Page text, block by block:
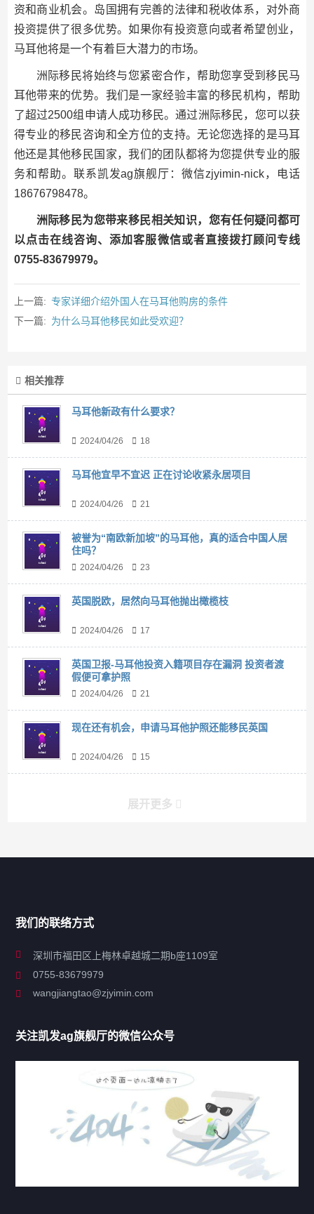
资和商业机会。岛国拥有完善的法律和税收体系，对外商
投资提供了很多优势。如果你有投资意向或者希望创业，
马耳他将是一个有着巨大潜力的市场。
洲际移民将始终与您紧密合作，帮助您享受到移民马
耳他带来的优势。我们是一家经验丰富的移民机构，帮助
了超过2500组申请人成功移民。通过洲际移民，您可以获
得专业的移民咨询和全方位的支持。无论您选择的是马耳
他还是其他移民国家，我们的团队都将为您提供专业的服
务和帮助。联系凯发ag旗舰厅：微信zjyimin-nick，电话
18676798478。
洲际移民为您带来移民相关知识，您有任何疑问都可
以点击在线咨询、添加客服微信或者直接拨打顾问专线
0755-83679979。
上一篇: 专家详细介绍外国人在马耳他购房的条件
下一篇: 为什么马耳他移民如此受欢迎？
相关推荐
马耳他新政有什么要求？
2024/04/26 18
马耳他宜早不宜迟 正在讨论收紧永居项目
2024/04/26 21
被誉为“南欧新加坡”的马耳他，真的适合中国人居
住吗？
2024/04/26 23
英国脱欧，居然向马耳他抛出橄榄枝
2024/04/26 17
英国卫报-马耳他投资入籍项目存在漏洞 投资者渡
假便可拿护照
2024/04/26 21
现在还有机会，申请马耳他护照还能移民英国
2024/04/26 15
展开更多
联系凯发ag旗舰厅
行业动态
我们的联络方式
深圳市福田区上梅林卓越城二期b座1109室
0755-83679979
wangjiangtao@zjyimin.com
关注凯发ag旗舰厅的微信公众号